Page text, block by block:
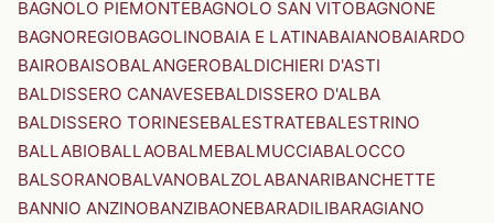
BAGNOLO PIEMONTEBAGNOLO SAN VITOBAGNONE
BAGNOREGIOBAGOLINOBAIA E LATINABAIANOBAIARDO
BAIROBAISOBALANGEROBALDICHIERI D'ASTI
BALDISSERO CANAVESEBALDISSERO D'ALBA
BALDISSERO TORINESEBALESTRATEBALESTRINO
BALLABIOBALLAOBALMEBALMUCCIABALOCCO
BALSORANOBALVANOBALZOLABANARIBANCHETTE
BANNIO ANZINOBANZIBAONEBARADILIBARAGIANO